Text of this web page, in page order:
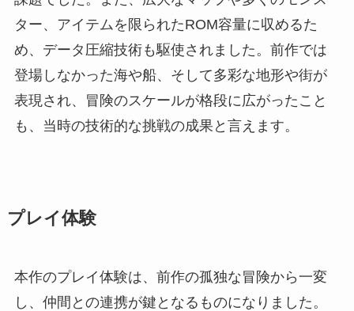
ター、アイテムを限られたROM容量に収めるた
め、データ圧縮技術も駆使されました。前作では
登場しなかった海や船、そして多彩な地形や街が
表現され、冒険のスケールが格段に広がったこと
も、当時の技術的な挑戦の成果と言えます。
プレイ体験
本作のプレイ体験は、前作の孤独な冒険から一変
し、仲間との連携が鍵となるものになりました。